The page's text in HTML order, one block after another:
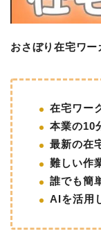
おさぼり在宅ワー
在宅ワー
本業の10
最新の在
難しい作
誰でも簡
AIを活用